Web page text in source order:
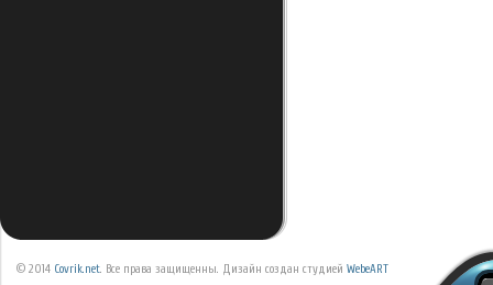
© 2014 Covrik.net. Все права защищенны. Дизайн создан студией WebeART